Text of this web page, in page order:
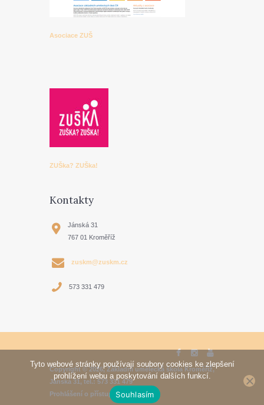
Asociace ZUŠ
ZUŠka? ZUŠka!
Kontakty
Jánská 31
767 01 Kroměříž
zuskm@zuskm.cz
573 331 479
Copyright © 2026, Základní umělecká škola Kroměříž,
Jánská 31, tel.: 573 331 479
Prohlášení o přístupnosti
Tyto webové stránky používají soubory cookies ke zlepšení
prohlížení webu a poskytování dalších funkcí.
Souhlasím